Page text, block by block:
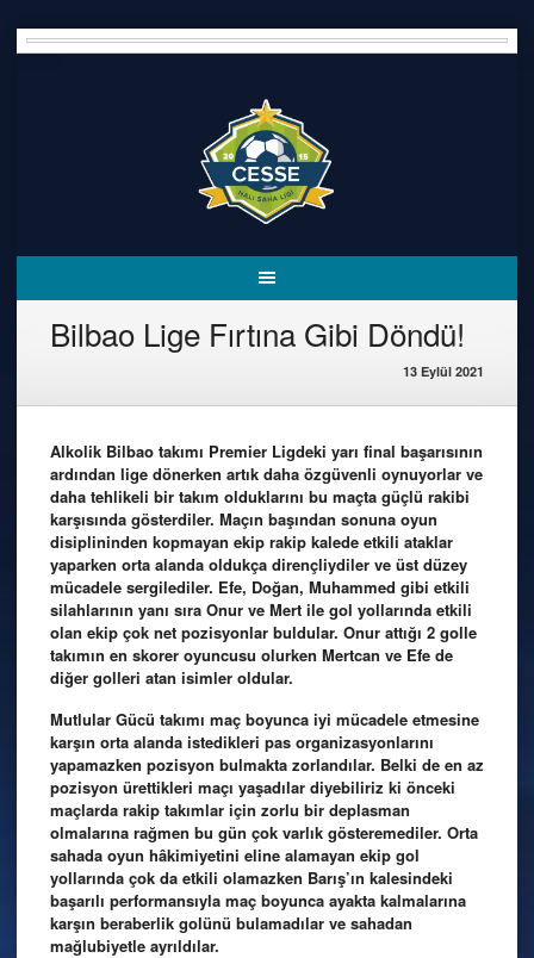
Skip
to
Bilbao Lige Fırtına Gibi Döndü!
13 Eylül 2021
Alkolik Bilbao takımı Premier Ligdeki yarı final başarısının
ardından lige dönerken artık daha özgüvenli oynuyorlar ve
daha tehlikeli bir takım olduklarını bu maçta güçlü rakibi
karşısında gösterdiler. Maçın başından sonuna oyun
disiplininden kopmayan ekip rakip kalede etkili ataklar
yaparken orta alanda oldukça dirençliydiler ve üst düzey
mücadele sergilediler. Efe, Doğan, Muhammed gibi etkili
silahlarının yanı sıra Onur ve Mert ile gol yollarında etkili
olan ekip çok net pozisyonlar buldular. Onur attığı 2 golle
takımın en skorer oyuncusu olurken Mertcan ve Efe de
diğer golleri atan isimler oldular.
Mutlular Gücü takımı maç boyunca iyi mücadele etmesine
karşın orta alanda istedikleri pas organizasyonlarını
yapamazken pozisyon bulmakta zorlandılar. Belki de en az
pozisyon ürettikleri maçı yaşadılar diyebiliriz ki önceki
maçlarda rakip takımlar için zorlu bir deplasman
olmalarına rağmen bu gün çok varlık gösteremediler. Orta
sahada oyun hâkimiyetini eline alamayan ekip gol
yollarında çok da etkili olamazken Barış’ın kalesindeki
başarılı performansıyla maç boyunca ayakta kalmalarına
karşın beraberlik golünü bulamadılar ve sahadan
mağlubiyetle ayrıldılar.